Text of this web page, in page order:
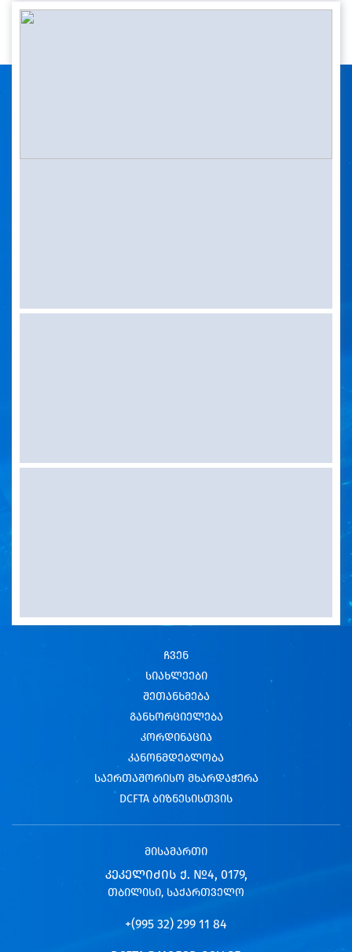
ჩვენ
სიახლეები
შეთანხმება
განხორციელება
კორდინაცია
კანონმდებლობა
საერთაშორისო მხარდაჭერა
DCFTA ბიზნესისთვის
მისამართი
ᲙᲔᲙᲔᲚᲘᲫᲘᲡ Ქ. №4, 0179,
ᲗᲑᲘᲚᲘᲡᲘ, ᲡᲐᲥᲐᲠᲗᲕᲔᲚᲝ
+(995 32) 299 11 84